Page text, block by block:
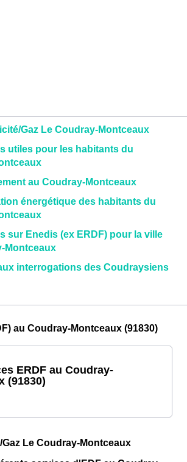
Gaz Le Coudray-Montceaux
utiles pour les habitants du
au Coudray-Montceaux
énergétique des habitants du
sur Enedis (ex ERDF) pour la ville
Montceaux
interrogations des Coudraysiens
au Coudray-Montceaux (91830)
ERDF au Coudray-
(91830)
Gaz Le Coudray-Montceaux